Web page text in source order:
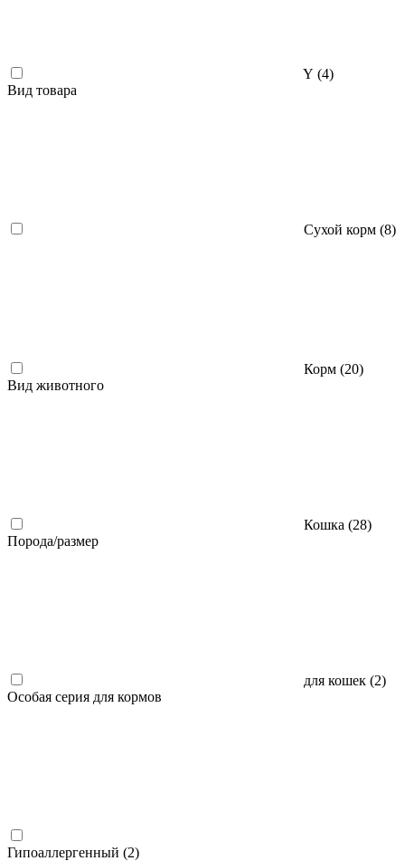
Y (4)
Вид товара
Сухой корм (8)
Корм (20)
Вид животного
Кошка (28)
Порода/размер
для кошек (2)
Особая серия для кормов
Гипоаллергенный (2)